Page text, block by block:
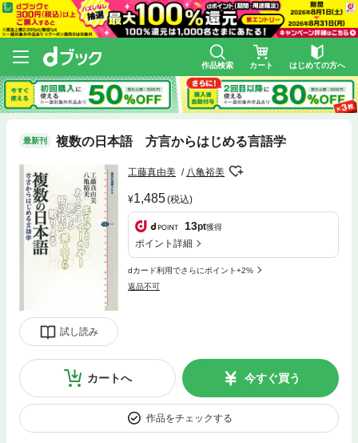
作品検索 カート はじめての方へ
最新刊 複数の日本語 方言からはじめる言語学
試し読み
工藤真由美 八亀裕美
1,485(税込)
13pt獲得
ポイント詳細
dカード利用でさらにポイント+2%
返品不可
カートへ 今すぐ買う
作品をチェックする